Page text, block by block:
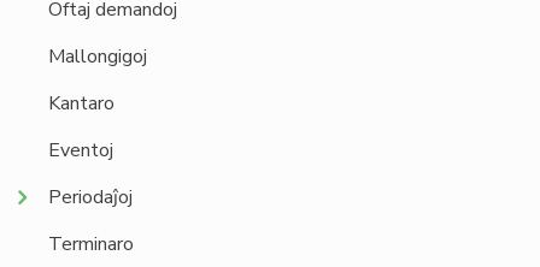
Oftaj demandoj
Mallongigoj
Kantaro
Eventoj
Periodaĵoj
Terminaro